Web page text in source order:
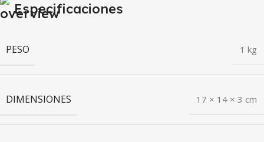
Especificaciones
PESO 1 kg
DIMENSIONES 17 × 14 × 3 cm